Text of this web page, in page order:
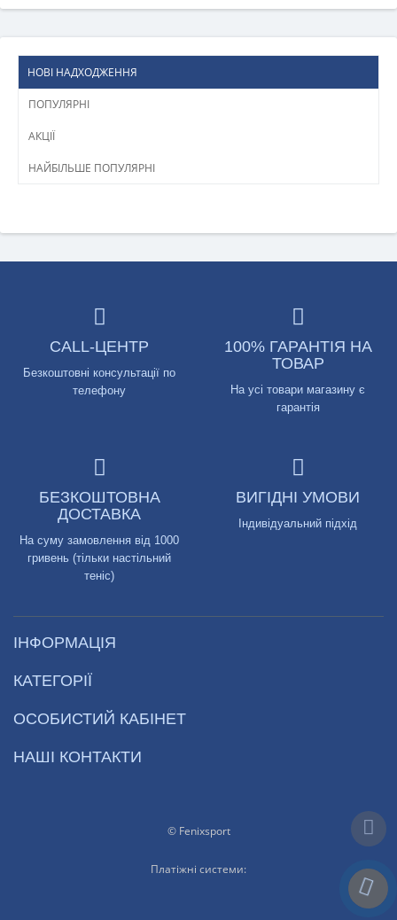
НОВІ НАДХОДЖЕННЯ
ПОПУЛЯРНІ
АКЦІЇ
НАЙБІЛЬШЕ ПОПУЛЯРНІ
CALL-ЦЕНТР
Безкоштовні консультації по
телефону
100% ГАРАНТІЯ НА
ТОВАР
На усі товари магазину є
гарантія
БЕЗКОШТОВНА
ДОСТАВКА
На суму замовлення від 1000
гривень (тільки настільний
теніс)
ВИГІДНІ УМОВИ
Індивідуальний підхід
ІНФОРМАЦІЯ
КАТЕГОРІЇ
ОСОБИСТИЙ КАБІНЕТ
НАШІ КОНТАКТИ
© Fenixsport
Платіжні системи: